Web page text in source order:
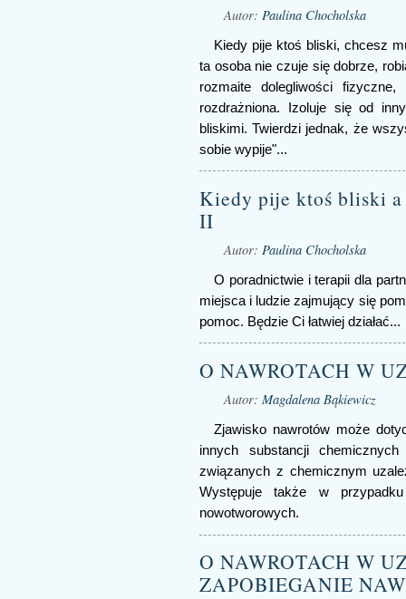
Autor: Paulina Chocholska
Kiedy pije ktoś bliski, chcesz
ta osoba nie czuje się dobrze,
rozmaite dolegliwości
rozdrażniona. Izoluje się od
bliskimi. Twierdzi jednak, że
sobie wypije"...
Kiedy pije ktoś bliski a
II
Autor: Paulina Chocholska
O poradnictwie i terapii dla
miejsca i ludzie zajmujący się
pomoc. Będzie Ci łatwiej działać...
O NAWROTACH W
Autor: Magdalena Bąkiewicz
Zjawisko nawrotów może
innych substancji
związanych z chemicznym
Występuje także w
nowotworowych.
O NAWROTACH W
ZAPOBIEGANIE